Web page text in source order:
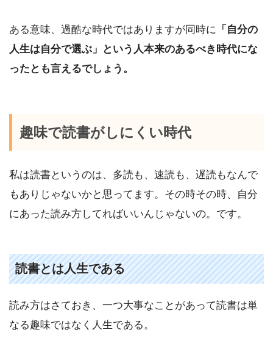
ある意味、過酷な時代ではありますが同時に
「自分の
人生は自分で選ぶ」という人本来のあるべき時代にな
ったとも言えるでしょう。
趣味で読書がしにくい時代
私は読書というのは、多読も、速読も、遅読もなんで
もありじゃないかと思ってます。その時その時、自分
にあった読み方してればいいんじゃないの。です。
読書とは人生である
読み方はさておき、一つ大事なことがあって読書は単
なる趣味ではなく人生である。